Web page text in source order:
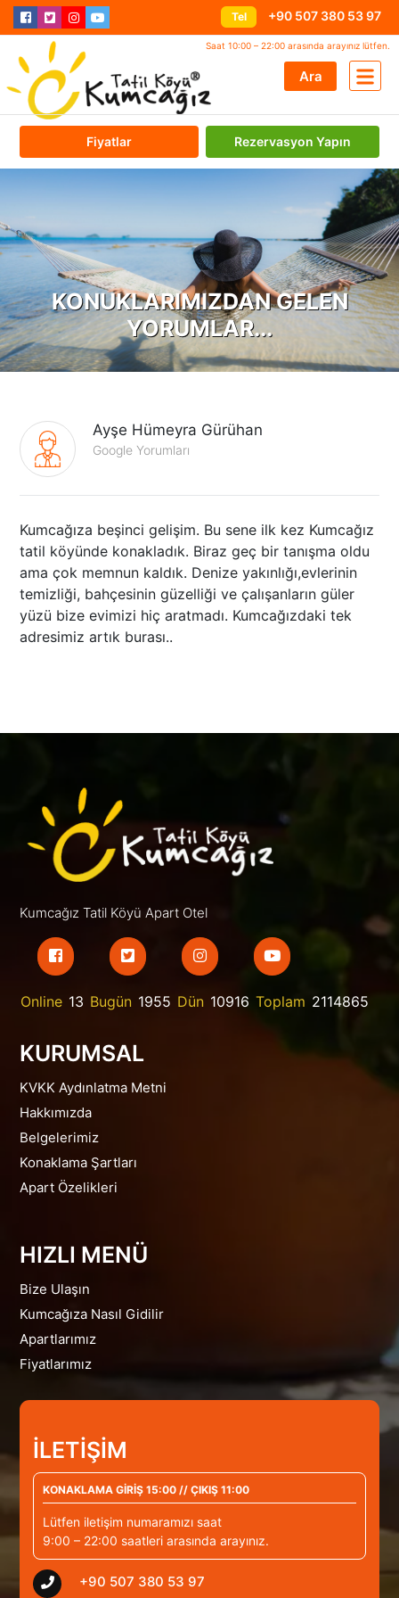
Saat 10:00 – 22:00 arasında arayınız lütfen.
Ara
Tel +90 507 380 53 97
Fiyatlar Rezervasyon Yapın
KONUKLARIMIZDAN GELEN
YORUMLAR...
Ayşe Hümeyra Gürühan
Google Yorumları
Kumcağıza beşinci gelişim. Bu sene ilk kez Kumcağız
tatil köyünde konakladık. Biraz geç bir tanışma oldu
ama çok memnun kaldık. Denize yakınlığı,evlerinin
temizliği, bahçesinin güzelliği ve çalışanların güler
yüzü bize evimizi hiç aratmadı. Kumcağızdaki tek
adresimiz artık burası..
Kumcağız Tatil Köyü Apart Otel
Online 13 Bugün 1955 Dün 10916 Toplam 2114865
KURUMSAL
KVKK Aydınlatma Metni
Hakkımızda
Belgelerimiz
Konaklama Şartları
Apart Özelikleri
HIZLI MENÜ
Bize Ulaşın
Kumcağıza Nasıl Gidilir
Apartlarımız
Fiyatlarımız
İLETİŞİM
KONAKLAMA GİRİŞ 15:00 // ÇIKIŞ 11:00
Lütfen iletişim numaramızı saat
9:00 – 22:00 saatleri arasında arayınız.
+90 507 380 53 97